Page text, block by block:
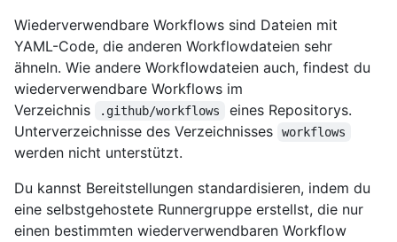
Wiederverwendbare Workflows sind Dateien mit
YAML-Code, die anderen Workflowdateien sehr
ähneln. Wie andere Workflowdateien auch, findest du
wiederverwendbare Workflows im
Verzeichnis
.github/workflows
eines Repositorys.
Unterverzeichnisse des Verzeichnisses
workflows
werden nicht unterstützt.
Du kannst Bereitstellungen standardisieren, indem du
eine selbstgehostete Runnergruppe erstellst, die nur
einen bestimmten wiederverwendbaren Workflow